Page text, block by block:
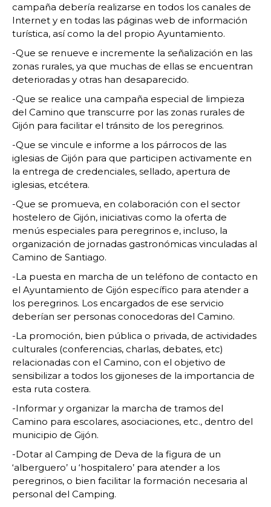
campaña debería realizarse en todos los canales de
Internet y en todas las páginas web de información
turística, así como la del propio Ayuntamiento.
-Que se renueve e incremente la señalización en las
zonas rurales, ya que muchas de ellas se encuentran
deterioradas y otras han desaparecido.
-Que se realice una campaña especial de limpieza
del Camino que transcurre por las zonas rurales de
Gijón para facilitar el tránsito de los peregrinos.
-Que se vincule e informe a los párrocos de las
iglesias de Gijón para que participen activamente en
la entrega de credenciales, sellado, apertura de
iglesias, etcétera.
-Que se promueva, en colaboración con el sector
hostelero de Gijón, iniciativas como la oferta de
menús especiales para peregrinos e, incluso, la
organización de jornadas gastronómicas vinculadas al
Camino de Santiago.
-La puesta en marcha de un teléfono de contacto en
el Ayuntamiento de Gijón específico para atender a
los peregrinos. Los encargados de ese servicio
deberían ser personas conocedoras del Camino.
-La promoción, bien pública o privada, de actividades
culturales (conferencias, charlas, debates, etc)
relacionadas con el Camino, con el objetivo de
sensibilizar a todos los gijoneses de la importancia de
esta ruta costera.
-Informar y organizar la marcha de tramos del
Camino para escolares, asociaciones, etc., dentro del
municipio de Gijón.
-Dotar al Camping de Deva de la figura de un
‘alberguero’ u ‘hospitalero’ para atender a los
peregrinos, o bien facilitar la formación necesaria al
personal del Camping.